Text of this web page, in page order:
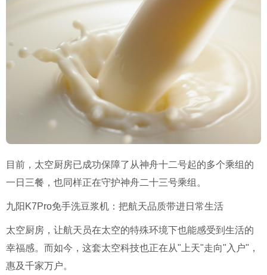
目前，太空厨房已成功保障了从神舟十二号起的多个乘组的
一日三餐，也同样正在守护神舟二十三号乘组。
九阳K7Pro免手洗豆浆机：把航天品质带进日常生活
太空厨房，让航天员在太空的特殊环境下也能感受到生活的
幸福感。而如今，这套太空科技也正在从"上天"走向"入户"，
惠及千家万户。